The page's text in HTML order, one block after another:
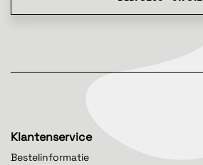
Klantenservice
Bestelinformatie